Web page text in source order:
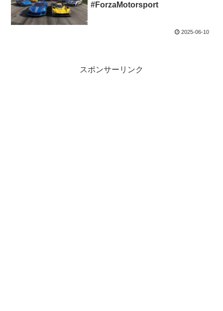
#ForzaMotorsport
2025-06-10
スポンサーリンク